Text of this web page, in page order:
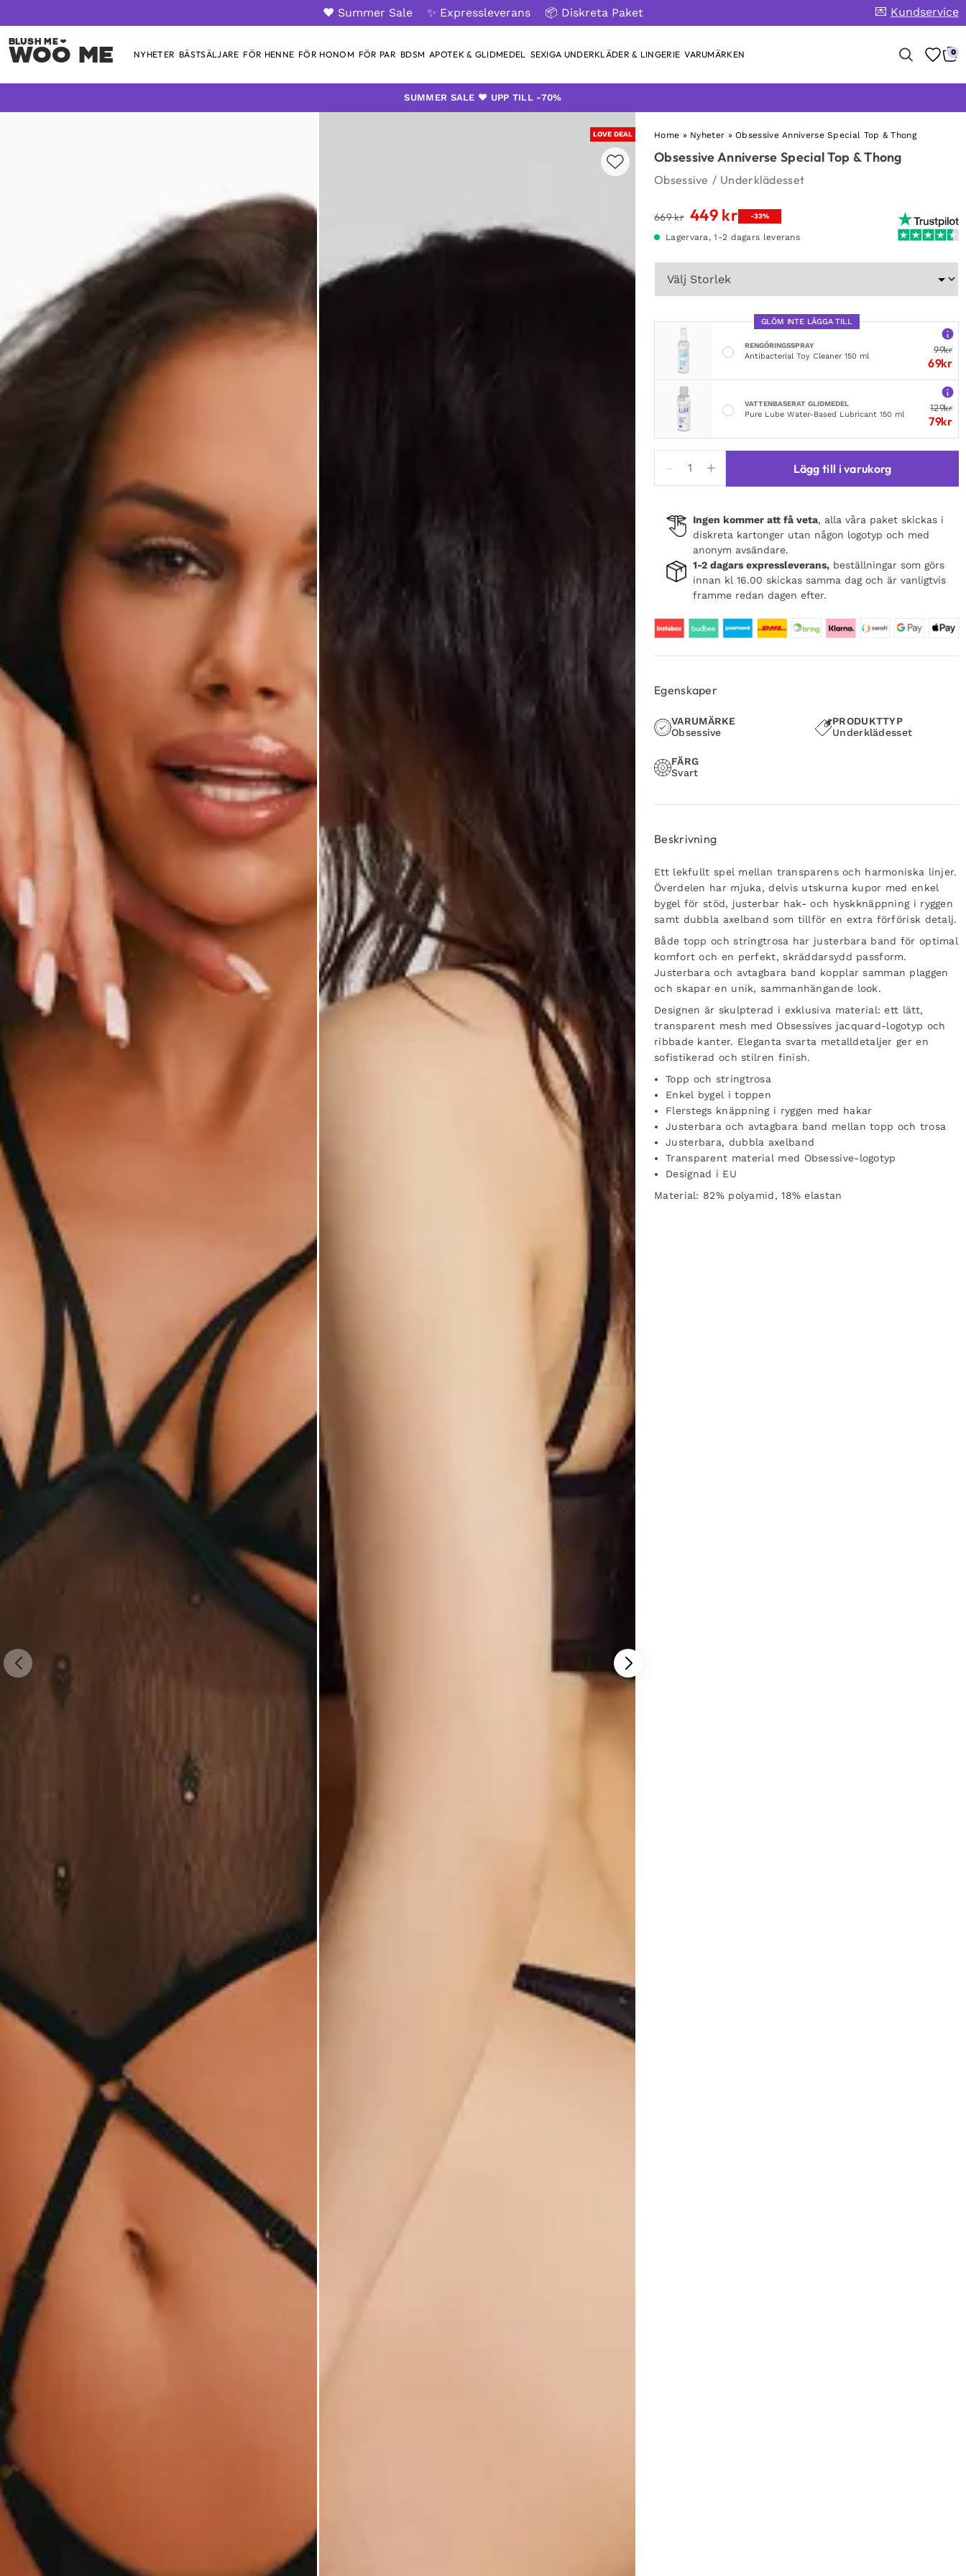
❤️ Summer Sale ✨ Expressleverans 📦 Diskreta Paket 💌 Kundservice
Woo Me NYHETER BÄSTSÄLJARE FÖR HENNE FÖR HONOM FÖR PAR BDSM APOTEK & GLIDMEDEL SEXIGA UNDERKLÄDER & LINGERIE VARUMÄRKEN 0
SUMMER SALE ❤️ UPP TILL -70%
LOVE DEAL Home » Nyheter »Obsessive Anniverse Special Top & Thong
Obsessive Anniverse Special Top & Thong
Obsessive / Underklädesset
669kr Det
var:
669 kr.
449 krDet
priset
är:
-33%
Lagervara, 1-2 dagars leverans
GLÖM INTE LÄGGA TILL
RENGÖRINGSSPRAY
Antibacterial Toy Cleaner 150 ml
99kr
69kr
VATTENBASERAT GLIDMEDEL
Pure Lube Water-Based Lubricant 150 ml
129kr
79kr
Anniverse
&
mängd
Lägg till i varukorg
Ingen kommer att få veta, alla våra paket skickas i
diskreta kartonger utan någon logotyp och med
anonym avsändare.
1-2 dagars expressleverans, beställningar som görs
innan kl 16.00 skickas samma dag och är vanligtvis
framme redan dagen efter.
Egenskaper
VARUMÄRKE
Obsessive
PRODUKTTYP
Underklädesset
FÄRG
Svart
Beskrivning
Ett lekfullt spel mellan transparens och harmoniska linjer.
Överdelen har mjuka, delvis utskurna kupor med enkel
bygel för stöd, justerbar hak- och hyskknäppning i ryggen
samt dubbla axelband som tillför en extra förförisk detalj.
Både topp och stringtrosa har justerbara band för optimal
komfort och en perfekt, skräddarsydd passform.
Justerbara och avtagbara band kopplar samman plaggen
och skapar en unik, sammanhängande look.
Designen är skulpterad i exklusiva material: ett lätt,
transparent mesh med Obsessives jacquard-logotyp och
ribbade kanter. Eleganta svarta metalldetaljer ger en
sofistikerad och stilren finish.
Topp och stringtrosa
Enkel bygel i toppen
Flerstegs knäppning i ryggen med hakar
Justerbara och avtagbara band mellan topp och trosa
Justerbara, dubbla axelband
Transparent material med Obsessive-logotyp
Designad i EU
Material: 82% polyamid, 18% elastan